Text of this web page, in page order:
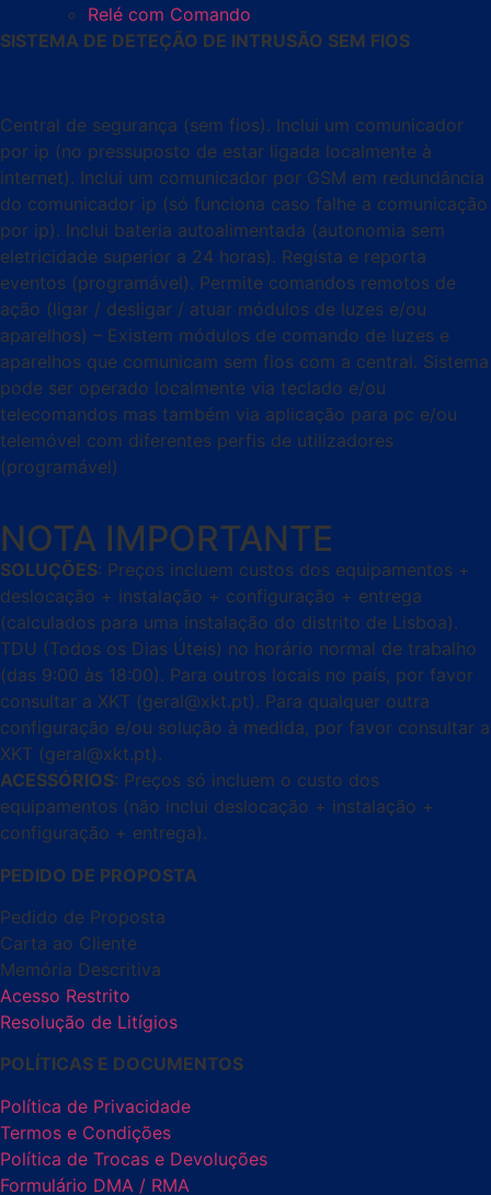
Relé com Comando
SISTEMA DE DETEÇÃO DE INTRUSÃO SEM FIOS
Central de segurança (sem fios). Inclui um comunicador
por ip (no pressuposto de estar ligada localmente à
internet). Inclui um comunicador por GSM em redundância
do comunicador ip (só funciona caso falhe a comunicação
por ip). Inclui bateria autoalimentada (autonomia sem
eletricidade superior a 24 horas). Regista e reporta
eventos (programável). Permite comandos remotos de
ação (ligar / desligar / atuar módulos de luzes e/ou
aparelhos) – Existem módulos de comando de luzes e
aparelhos que comunicam sem fios com a central. Sistema
pode ser operado localmente via teclado e/ou
telecomandos mas também via aplicação para pc e/ou
telemóvel com diferentes perfis de utilizadores
(programável)
NOTA IMPORTANTE
SOLUÇÕES: Preços incluem custos dos equipamentos +
deslocação + instalação + configuração + entrega
(calculados para uma instalação do distrito de Lisboa).
TDU (Todos os Dias Úteis) no horário normal de trabalho
(das 9:00 às 18:00). Para outros locais no país, por favor
consultar a XKT (geral@xkt.pt). Para qualquer outra
configuração e/ou solução à medida, por favor consultar a
XKT (geral@xkt.pt).
ACESSÓRIOS: Preços só incluem o custo dos
equipamentos (não inclui deslocação + instalação +
configuração + entrega).
PEDIDO DE PROPOSTA
Pedido de Proposta
Carta ao Cliente
Memória Descritiva
Acesso Restrito
Resolução de Litígios
POLÍTICAS E DOCUMENTOS
Política de Privacidade
Termos e Condições
Política de Trocas e Devoluções
Formulário DMA / RMA